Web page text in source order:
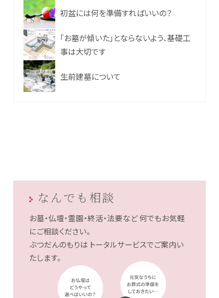
初盆には何を準備すればいいの？
「お墓が傾いた」とならないよう、基礎工
事は大切です
生前建墓について
なんでも相談
お墓・仏壇・霊園・終活・法要など何でもお気軽
にご相談ください。
ぶつだんのもりは トータルサービスでご案内い
たします。